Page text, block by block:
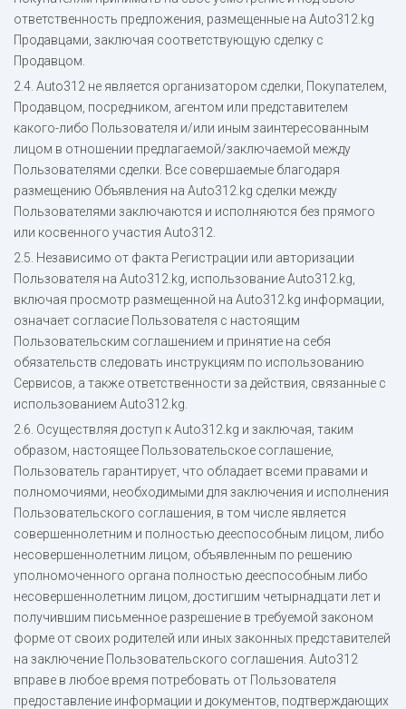
ответственность предложения, размещенные на Auto312.kg
Продавцами, заключая соответствующую сделку с
Продавцом.
2.4. Auto312 не является организатором сделки, Покупателем,
Продавцом, посредником, агентом или представителем
какого-либо Пользователя и/или иным заинтересованным
лицом в отношении предлагаемой/заключаемой между
Пользователями сделки. Все совершаемые благодаря
размещению Объявления на Auto312.kg сделки между
Пользователями заключаются и исполняются без прямого
или косвенного участия Auto312.
2.5. Независимо от факта Регистрации или авторизации
Пользователя на Auto312.kg, использование Auto312.kg,
включая просмотр размещенной на Auto312.kg информации,
означает согласие Пользователя с настоящим
Пользовательским соглашением и принятие на себя
обязательств следовать инструкциям по использованию
Сервисов, а также ответственности за действия, связанные с
использованием Auto312.kg.
2.6. Осуществляя доступ к Auto312.kg и заключая, таким
образом, настоящее Пользовательское соглашение,
Пользователь гарантирует, что обладает всеми правами и
полномочиями, необходимыми для заключения и исполнения
Пользовательского соглашения, в том числе является
совершеннолетним и полностью дееспособным лицом, либо
несовершеннолетним лицом, объявленным по решению
уполномоченного органа полностью дееспособным либо
несовершеннолетним лицом, достигшим четырнадцати лет и
получившим письменное разрешение в требуемой законом
форме от своих родителей или иных законных представителей
на заключение Пользовательского соглашения. Auto312
вправе в любое время потребовать от Пользователя
предоставление информации и документов, подтверждающих